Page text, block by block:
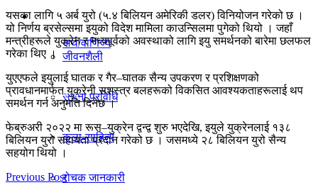
विविध
जीवनशैली
सूचना प्रविधि
कला-साहित्य
रोचक जानकारी
अर्थ/वाणिज्य
धर्म/संस्कृति
विचार
यसका लागि ५ अर्ब युरो (५.४ बिलियन अमेरिकी डलर) विनियोजन गरेको छ ।
यो निर्णय ब्रसेल्समा इयुको विदेश मामिला काउन्सिलमा पुगेको थियो । जहाँ
मन्त्रीहरूले युक्रेन र मध्यपूर्वको अवस्थाको लागि इयु समर्थनको बारेमा छलफल
गरेका थिए ।
युएएफले इयुलाई घातक र गैर–घातक सैन्य उपकरण र प्रशिक्षणको
प्रावधानमार्फत युक्रेनी सशस्त्र बलहरूको विकसित आवश्यकताहरूलाई थप
समर्थन गर्न अनुमति दिनेछ ।
फेब्रुअरी २०२२ मा रूस–युक्रेन द्वन्द्व शुरु भएदेखि, इयुले युक्रेनलाई १३८
बिलियन युरो सहायता प्रदान गरेको छ । जसमध्ये २८ बिलियन युरो सैन्य
सहयोग थियो ।
Previous Post